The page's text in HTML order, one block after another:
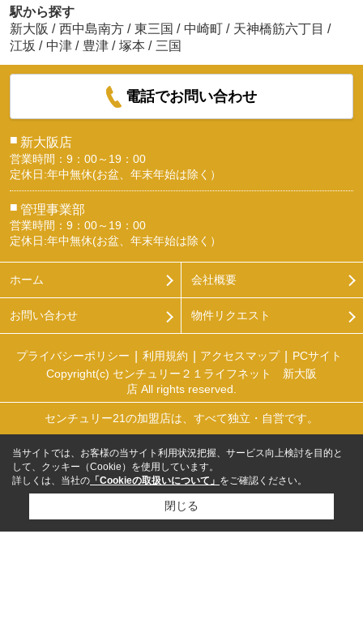
駅から探す
新大阪 / 西中島南方 / 東三国 / 中崎町 / 天神橋筋六丁目 /
江坂 / 中津 / 豊津 / 塚本 / 三国
電話でお問い合わせ
■ 新大阪店
営業時間：9：00～19：00
定休日:年中無休(お盆、年末年始は除く）
■ 管理事業部
営業時間：9：00～19：00
定休日:年中無休(お盆、年末年始は除く）
ホーム 会社概要
お問い合わせ 物件リクエスト
プライバシーポリシー 利用規約 アクセスマップ
PCサイト
Copyright(c) センチュリー２１ライフネット 新大阪
店 All rights reserved.
センチュリー21の加盟店は、すべて独立・自営です。
当サイトでは、お客様の当サイト利用状況把握、サービス向上検討を目的と
して、クッキー（Cookie）を使用しています。
詳しくは、当社の 「Cookieの取扱いについて」 をご確認ください。
閉じる